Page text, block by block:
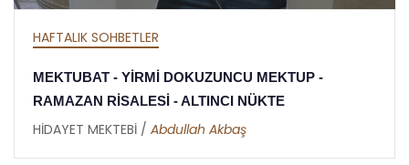
HAFTALIK SOHBETLER
MEKTUBAT - YİRMİ DOKUZUNCU MEKTUP -
RAMAZAN RİSALESİ - ALTINCI NÜKTE
HİDAYET MEKTEBİ / Abdullah Akbaş